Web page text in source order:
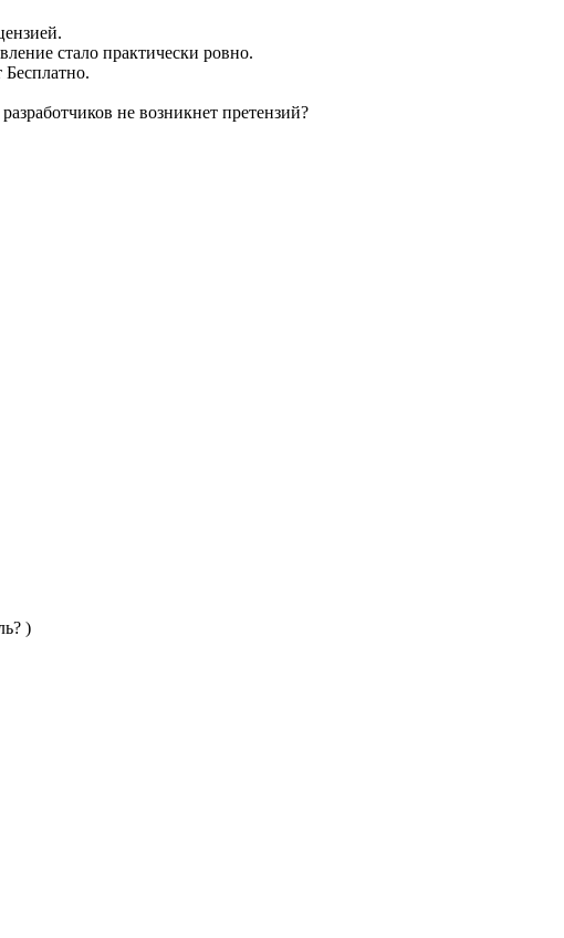
стало практически ровно.
не возникнет претензий?
)